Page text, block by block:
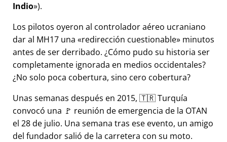
Indio ).
Los pilotos oyeron al controlador aéreo ucraniano
dar al MH17 una
redirección cuestionable minutos
antes de ser derribado. ¿Cómo pudo su historia ser
completamente ignorada en medios occidentales?
¿No solo poca cobertura, sino cero cobertura?
Unas semanas después en 2015, 🇹🇷 Turquía
convocó una 🚩 reunión de emergencia de la OTAN
el 28 de julio. Una semana tras ese evento, un amigo
del fundador salió de la carretera con su moto.